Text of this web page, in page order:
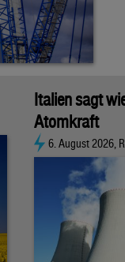
Italien sagt
Atomkraft
6. August 2026,